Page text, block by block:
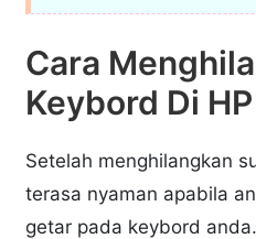
Cara
Keybord Di
Setelah menghilangkan
terasa nyaman apabila
getar pada keybord anda.